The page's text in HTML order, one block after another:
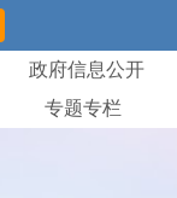
政府信息公开
专题专栏